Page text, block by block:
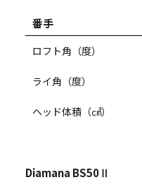
番手
ロフト角（度）
ライ角（度）
ヘッド体積（㎤）
Diamana BS50Ⅱ